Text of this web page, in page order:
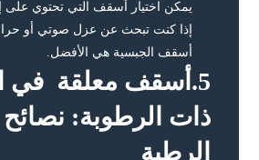
يمكن اختيار أسقف التي تحتوي على
إذا كنت تبحث عن عزل صوتي أو
أسقف الجبسية هي الأفضل.
5.أسقف معلقة
في
ذات الرطوبة: نصائح
الرطبة